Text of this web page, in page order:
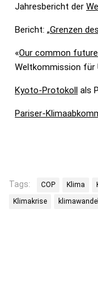
Jahresbericht der
Bericht: „Grenzen
«Our common
Weltkommission für
Kyoto-Protokoll als
Pariser-
Tags: COP Klima
Klimakrise
klimawandel